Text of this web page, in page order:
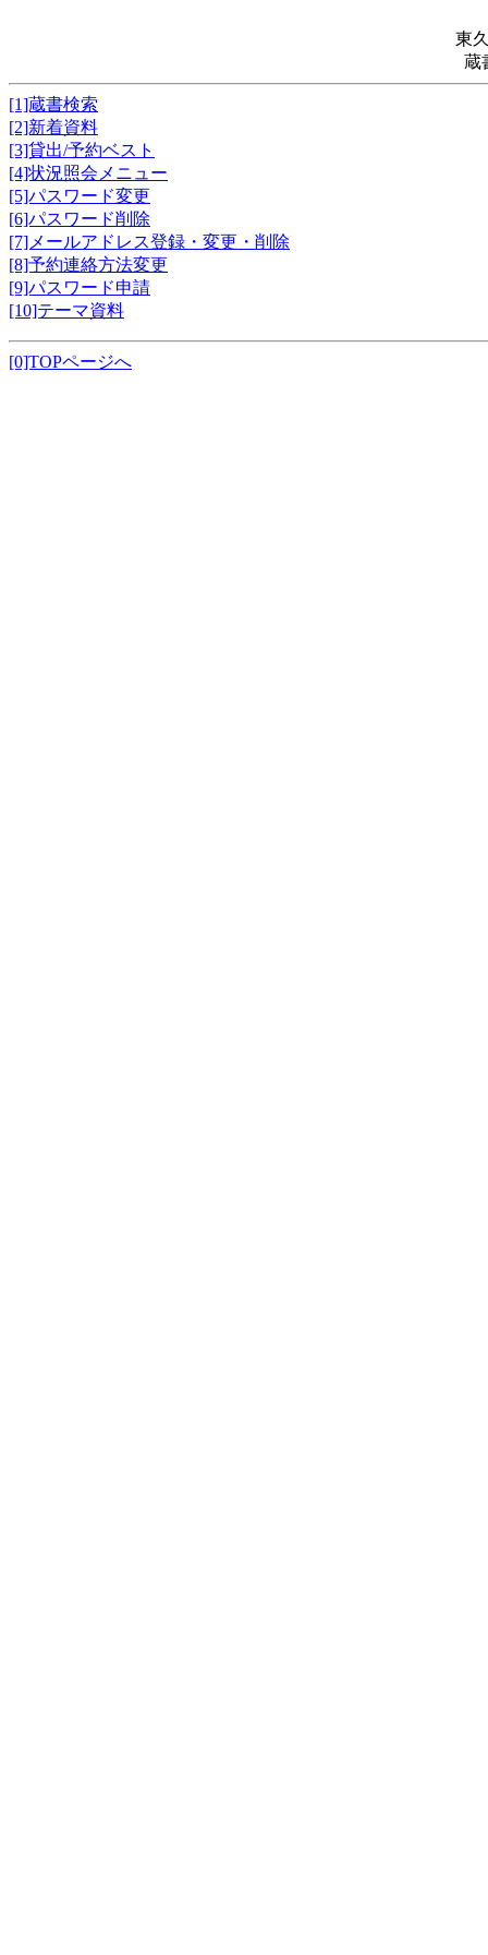
東
蔵
[1]蔵書検索
[2]新着資料
[3]貸出/予約ベスト
[4]状況照会メニュー
[5]パスワード変更
[6]パスワード削除
[7]メールアドレス登録・変更・削除
[8]予約連絡方法変更
[9]パスワード申請
[10]テーマ資料
[0]TOPページへ